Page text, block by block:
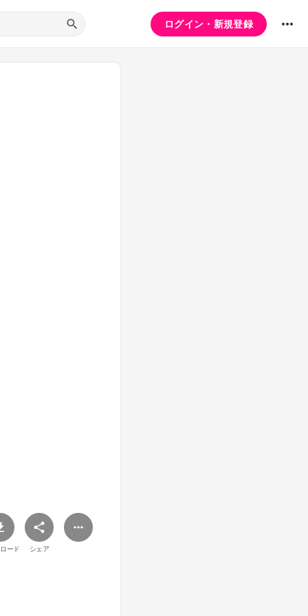
ログイン・新規登録
ード シェア